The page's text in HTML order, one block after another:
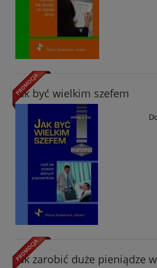
Jak być wielkim szefem
Jak zarobić duże pieniądze